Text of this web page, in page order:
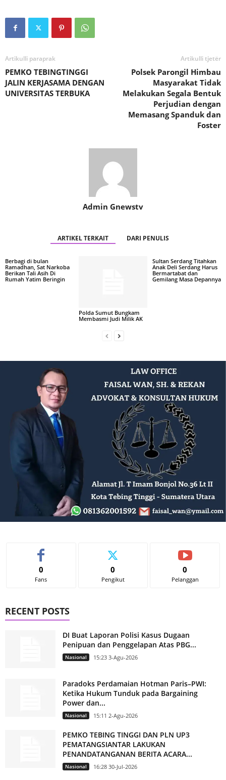
Artikulli paraprak
PEMKO TEBINGTINGGI
JALIN KERJASAMA DENGAN
UNIVERSITAS TERBUKA
Artikulli tjetër
Polsek Parongil Himbau
Masyarakat Tidak
Melakukan Segala Bentuk
Perjudian dengan
Memasang Spanduk dan
Foster
Admin Gnewstv
ARTIKEL TERKAIT DARI PENULIS
Berbagi di bulan
Ramadhan, Sat Narkoba
Berikan Tali Asih Di
Rumah Yatim Beringin
Polda Sumut Bungkam
Membasmi Judi Milik AK
Sultan Serdang Titahkan
Anak Deli Serdang Harus
Bermartabat dan
Gemilang Masa Depannya
0
Fans
0
Pengikut
0
Pelanggan
RECENT POSTS
DI Buat Laporan Polisi Kasus Dugaan
Penipuan dan Penggelapan Atas PBG...
Nasional 15:23 3-Agu-2026
Paradoks Perdamaian Hotman Paris–PWI:
Ketika Hukum Tunduk pada Bargaining
Power dan...
Nasional 15:11 2-Agu-2026
PEMKO TEBING TINGGI DAN PLN UP3
PEMATANGSIANTAR LAKUKAN
PENANDATANGANAN BERITA ACARA...
Nasional 16:28 30-Jul-2026